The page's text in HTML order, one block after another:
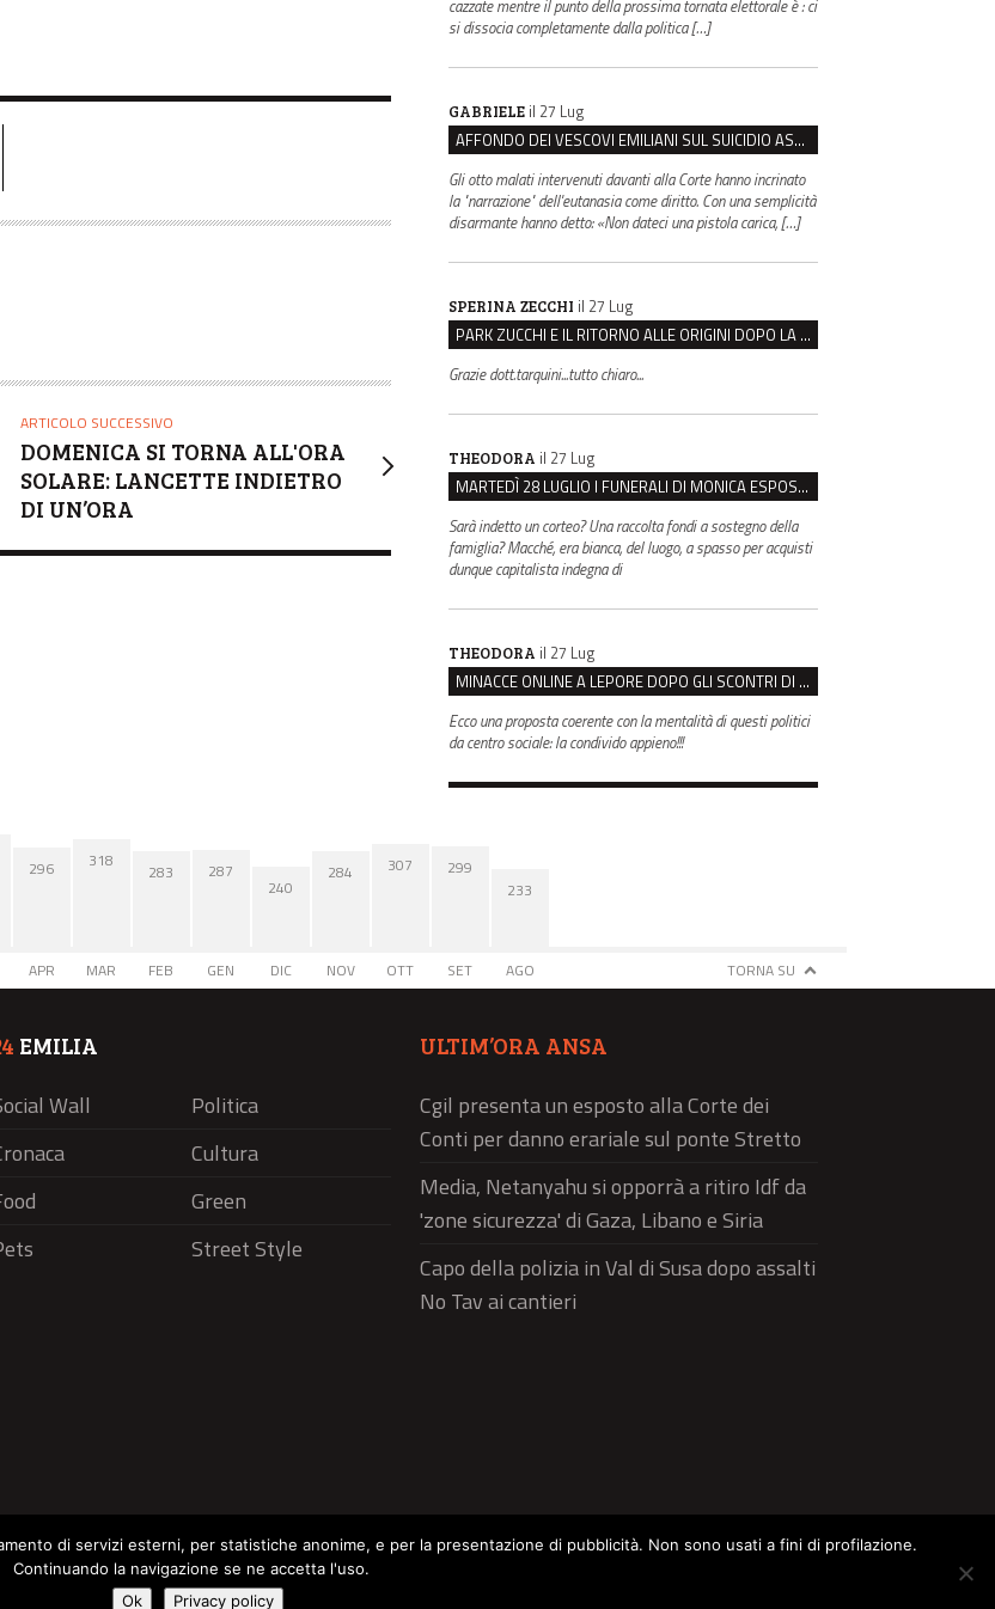
ARTICOLO SUCCESSIVO
DOMENICA SI TORNA ALL'ORA
SOLARE: LANCETTE INDIETRO
DI UN’ORA
cazzate mentre il punto della prossima tornata elettorale è : ci
si dissocia completamente dalla politica […]
GABRIELE il 27 Lug
AFFONDO DEI VESCOVI EMILIANI SUL SUICIDIO ASSISTITO: “È CONTRO IL VALORE DELLA PERSONA”
Gli otto malati intervenuti davanti alla Corte hanno incrinato
la "narrazione" dell'eutanasia come diritto. Con una semplicità
disarmante hanno detto: «Non dateci una pistola carica, […]
SPERINA ZECCHI il 27 Lug
PARK ZUCCHI E IL RITORNO ALLE ORIGINI DOPO LA DISAVVENTURA CON REGGIO EMILIA PARCHEGGI
Grazie dott.tarquini...tutto chiaro...
THEODORA il 27 Lug
MARTEDÌ 28 LUGLIO I FUNERALI DI MONICA ESPOSITO: LUTTO CITTADINO A MODENA E NONANTOLA
Sarà indetto un corteo? Una raccolta fondi a sostegno della
famiglia? Macché, era bianca, del luogo, a spasso per acquisti
dunque capitalista indegna di
THEODORA il 27 Lug
MINACCE ONLINE A LEPORE DOPO GLI SCONTRI DI BOLOGNA, ASSEGNATA LA SCORTA AL SINDACO
Ecco una proposta coerente con la mentalità di questi politici
da centro sociale: la condivido appieno!!!
296
APR
318
MAR
283
FEB
287
GEN
240
DIC
284
NOV
307
OTT
299
SET
233
AGO TORNA SU
EMILIA
Wall
Politica
Cultura
Green
Street Style
ULTIM’ORA ANSA
Cgil presenta un esposto alla Corte dei
Conti per danno erariale sul ponte Stretto
Media, Netanyahu si opporrà a ritiro Idf da
'zone sicurezza' di Gaza, Libano e Siria
Capo della polizia in Val di Susa dopo assalti
No Tav ai cantieri
Social Wall Politica
di servizi esterni, per statistiche anonime, e per la presentazione di pubblicità. Non sono usati a fini di profilazione.
Continuando la navigazione se ne accetta l'uso.
Ok
Privacy policy